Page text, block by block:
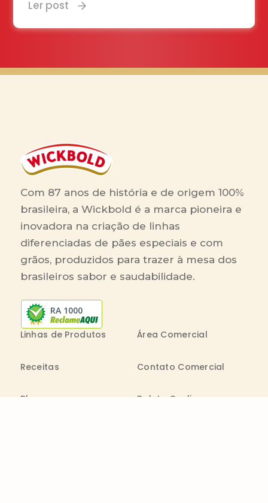
Ler post
Com 87 anos de história e de origem 100%
brasileira, a Wickbold é a marca pioneira e
inovadora na criação de linhas
diferenciadas de pães especiais e com
grãos, produzidos para trazer à mesa dos
brasileiros sabor e saudabilidade.
RA 1000
Linhas de Produtos Área Comercial
Receitas Contato Comercial
Blog Boleto On-line